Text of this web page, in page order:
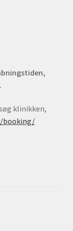
klinikken,
booking/